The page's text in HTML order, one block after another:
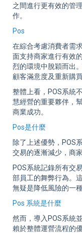
之間進行更有效的管
作。
Pos
在綜合考慮消費者需
面支持商家進行有效
烈的環境中脫穎而出
顧客滿意度及重新購
整體上看，POS系統
慧經營的重要夥伴，
商業成功。
Pos是什麼
除了上述優勢，POS
交易的逐漸減少，商
POS系統記錄所有交
部員工的舞弊行為。
無疑是降低風險的一
Pos 系統是什麼
然而，導入POS系統
賴於整體運營流程的